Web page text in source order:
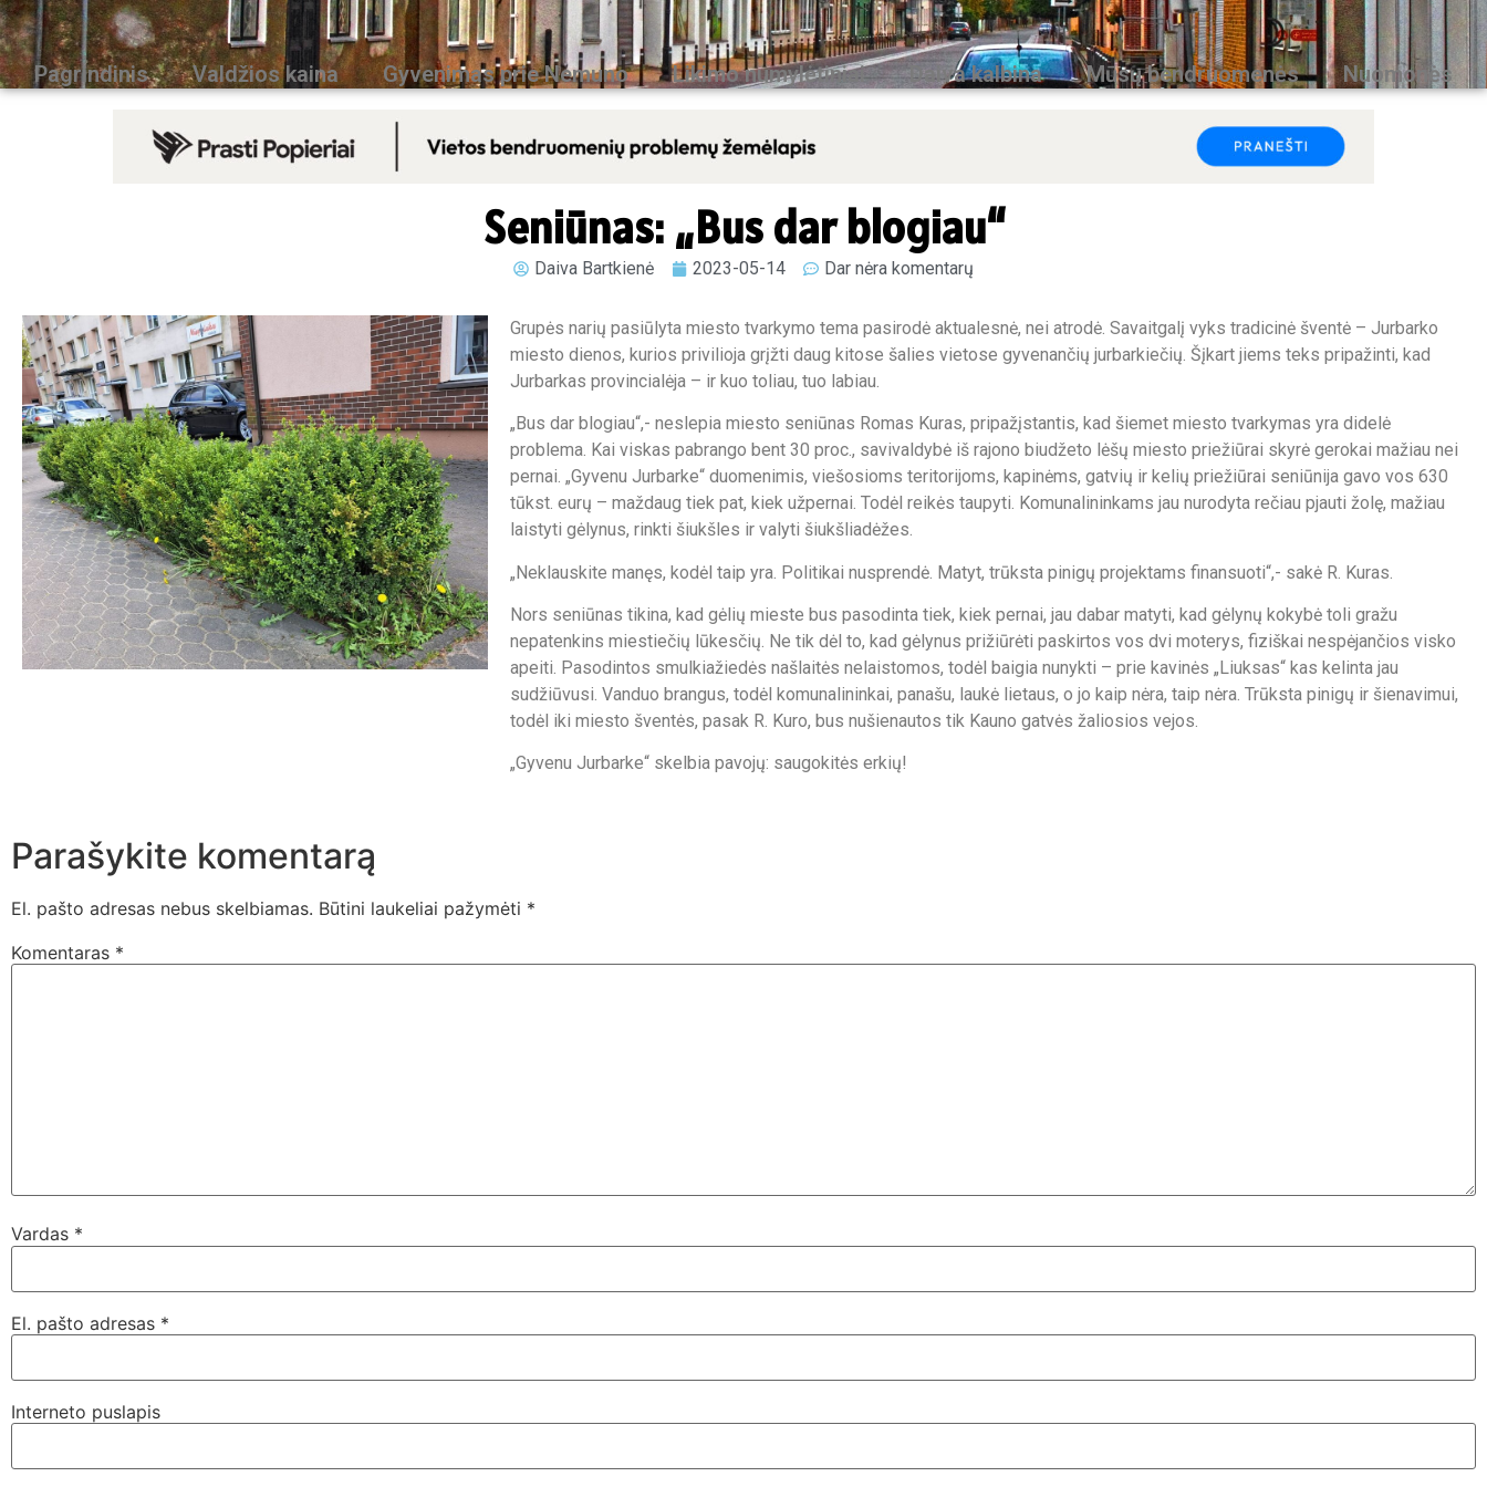
Pagrindinis Valdžios kaina Gyvenimas prie Nemuno Likimo numylėtiniai Daiva kalbina Mūsų bendruomenės Nuomonės
Seniūnas: „Bus dar blogiau“
Daiva Bartkienė 2023-05-14 Dar nėra komentarų
Grupės narių pasiūlyta miesto tvarkymo tema pasirodė aktualesnė, nei atrodė. Savaitgalį vyks tradicinė šventė – Jurbarko
miesto dienos, kurios privilioja grįžti daug kitose šalies vietose gyvenančių jurbarkiečių. Šįkart jiems teks pripažinti, kad
Jurbarkas provincialėja – ir kuo toliau, tuo labiau.
„Bus dar blogiau“,- neslepia miesto seniūnas Romas Kuras, pripažįstantis, kad šiemet miesto tvarkymas yra didelė
problema. Kai viskas pabrango bent 30proc., savivaldybė iš rajono biudžeto lėšų miesto priežiūrai skyrė gerokai mažiau nei
pernai. „Gyvenu Jurbarke“ duomenimis, viešosioms teritorijoms, kapinėms, gatvių ir kelių priežiūrai seniūnija gavo vos 630
tūkst. eurų – maždaug tiek pat, kiek užpernai. Todėl reikės taupyti. Komunalininkams jau nurodyta rečiau pjauti žolę, mažiau
laistyti gėlynus, rinkti šiukšles ir valyti šiukšliadėžes.
„Neklauskite manęs, kodėl taip yra. Politikai nusprendė. Matyt, trūksta pinigų projektams finansuoti“,- sakė R. Kuras.
Nors seniūnas tikina, kad gėlių mieste bus pasodinta tiek, kiek pernai, jau dabar matyti, kad gėlynų kokybė toli gražu
nepatenkins miestiečių lūkesčių. Ne tik dėl to, kad gėlynus prižiūrėti paskirtos vos dvi moterys, fiziškai nespėjančios visko
apeiti. Pasodintos smulkiažiedės našlaitės nelaistomos, todėl baigia nunykti – prie kavinės „Liuksas“ kas kelinta jau
sudžiūvusi. Vanduo brangus, todėl komunalininkai, panašu, laukė lietaus, o jo kaip nėra, taip nėra. Trūksta pinigų ir šienavimui,
todėl iki miesto šventės, pasak R. Kuro, bus nušienautos tik Kauno gatvės žaliosios vejos.
„Gyvenu Jurbarke“ skelbia pavojų: saugokitės erkių!
Parašykite komentarą
El. pašto adresas nebus skelbiamas. Būtini laukeliai pažymėti *
Komentaras *
Vardas *
El. pašto adresas *
Interneto puslapis